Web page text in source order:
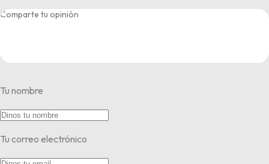
Tu nombre
Tu correo electrónico